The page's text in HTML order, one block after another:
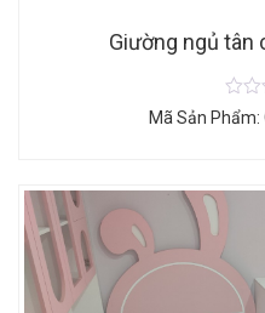
Giường ngủ tân
Mã Sản